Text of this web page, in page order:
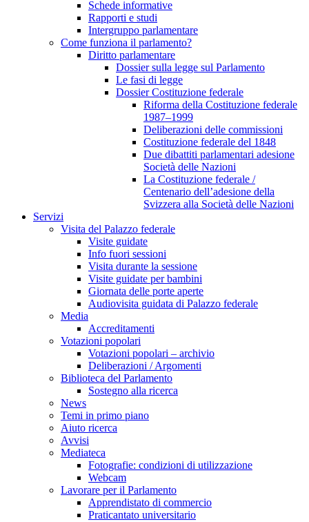
Schede informative
Rapporti e studi
Intergruppo parlamentare
Come funziona il parlamento?
Diritto parlamentare
Dossier sulla legge sul Parlamento
Le fasi di legge
Dossier Costituzione federale
Riforma della Costituzione federale
1987–1999
Deliberazioni delle commissioni
Costituzione federale del 1848
Due dibattiti parlamentari adesione
Società delle Nazioni
La Costituzione federale /
Centenario dell’adesione della
Svizzera alla Società delle Nazioni
Servizi
Visita del Palazzo federale
Visite guidate
Info fuori sessioni
Visita durante la sessione
Visite guidate per bambini
Giornata delle porte aperte
Audiovisita guidata di Palazzo federale
Media
Accreditamenti
Votazioni popolari
Votazioni popolari – archivio
Deliberazioni / Argomenti
Biblioteca del Parlamento
Sostegno alla ricerca
News
Temi in primo piano
Aiuto ricerca
Avvisi
Mediateca
Fotografie: condizioni di utilizzazione
Webcam
Lavorare per il Parlamento
Apprendistato di commercio
Praticantato universitario